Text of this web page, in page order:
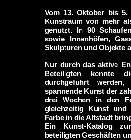
Vom 13. Oktober bis
Kunstraum von mehr
genutzt. In 90
sowie Innenhöfen,
Skulpturen und Objekte
Nur durch das aktive
Beteiligten konnte
durchgeführt
spannende Kunst der
drei Wochen in den
gleichzeitig Kunst und
Farbe in die Altstadt
Ein Kunst-Katalog
beteiligten Geschäften